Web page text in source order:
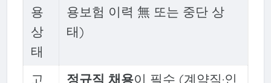
용
상
태
용보험 이력 無 또는 중단 상
태)
고
정규직 채용이 필수 (계약직·인